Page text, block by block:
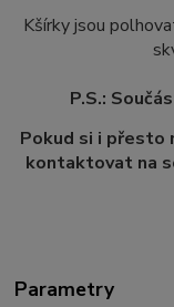
Kšírky jsou
P.S.:
Pokud si i přesto
kontaktovat na
Parametry